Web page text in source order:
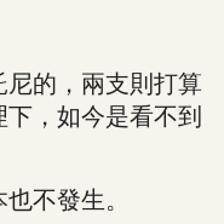
的，兩支則打算
，如今是看不到
不發生。